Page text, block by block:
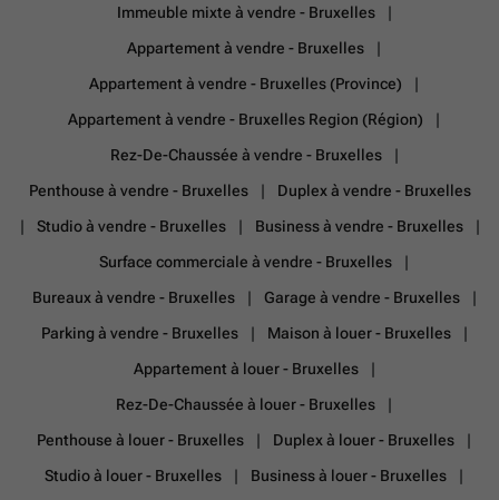
Immeuble mixte à vendre - Bruxelles
Appartement à vendre - Bruxelles
Appartement à vendre - Bruxelles (Province)
Appartement à vendre - Bruxelles Region (Région)
Rez-De-Chaussée à vendre - Bruxelles
Penthouse à vendre - Bruxelles
Duplex à vendre - Bruxelles
Studio à vendre - Bruxelles
Business à vendre - Bruxelles
Surface commerciale à vendre - Bruxelles
Bureaux à vendre - Bruxelles
Garage à vendre - Bruxelles
Parking à vendre - Bruxelles
Maison à louer - Bruxelles
Appartement à louer - Bruxelles
Rez-De-Chaussée à louer - Bruxelles
Penthouse à louer - Bruxelles
Duplex à louer - Bruxelles
Studio à louer - Bruxelles
Business à louer - Bruxelles